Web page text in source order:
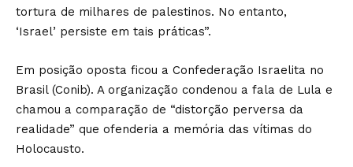
tortura de milhares de palestinos. No entanto,
‘Israel’ persiste em tais práticas”.
Em posição oposta ficou a Confederação Israelita no
Brasil (Conib). A organização condenou a fala de Lula e
chamou a comparação de “distorção perversa da
realidade” que ofenderia a memória das vítimas do
Holocausto.